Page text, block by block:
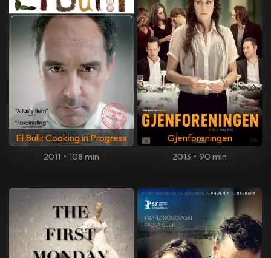
El Bulli: Cooking in Progress
2011 • 108 min
Gjenforeningen
2013 • 90 min